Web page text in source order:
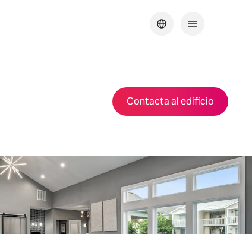
Contacta al edificio